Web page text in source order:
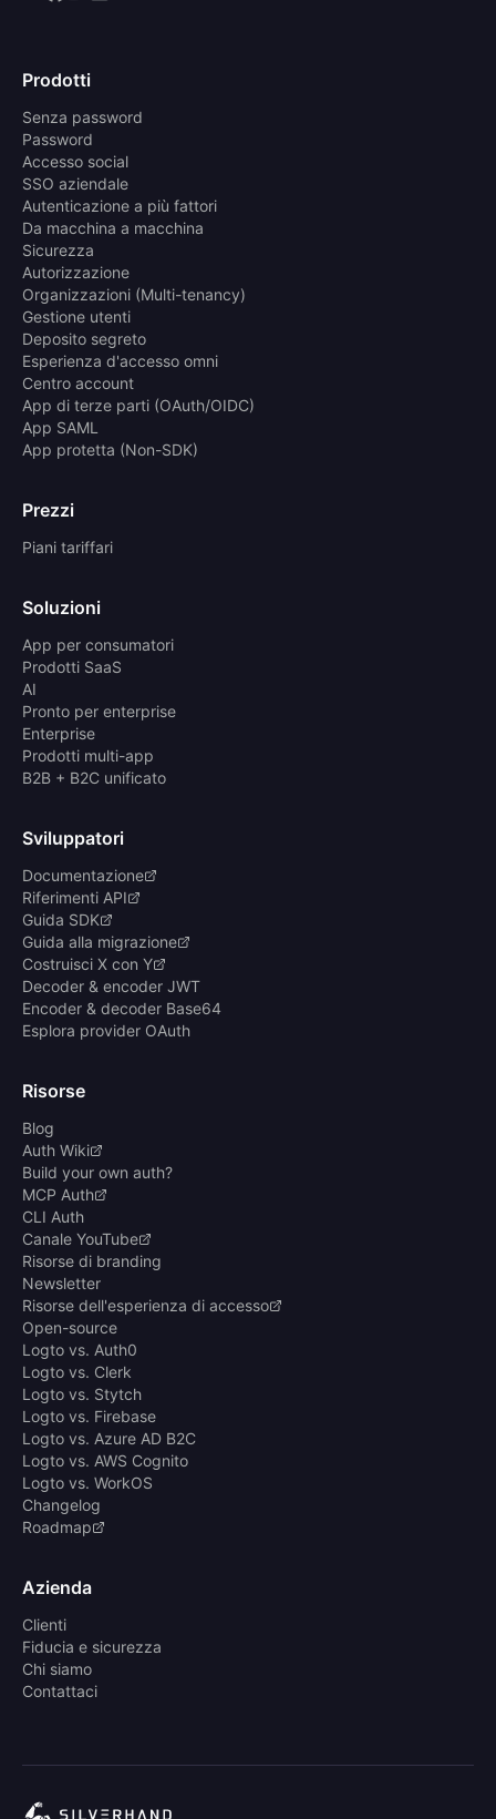
Prodotti
Senza password
Password
Accesso social
SSO aziendale
Autenticazione a più fattori
Da macchina a macchina
Sicurezza
Autorizzazione
Organizzazioni (Multi-tenancy)
Gestione utenti
Deposito segreto
Esperienza d'accesso omni
Centro account
App di terze parti (OAuth/OIDC)
App SAML
App protetta (Non-SDK)
Prezzi
Piani tariffari
Soluzioni
App per consumatori
Prodotti SaaS
AI
Pronto per enterprise
Enterprise
Prodotti multi-app
B2B + B2C unificato
Sviluppatori
Documentazione
Riferimenti API
Guida SDK
Guida alla migrazione
Costruisci X con Y
Decoder & encoder JWT
Encoder & decoder Base64
Esplora provider OAuth
Risorse
Blog
Auth Wiki
Build your own auth?
MCP Auth
CLI Auth
Canale YouTube
Risorse di branding
Newsletter
Risorse dell'esperienza di accesso
Open-source
Logto vs. Auth0
Logto vs. Clerk
Logto vs. Stytch
Logto vs. Firebase
Logto vs. Azure AD B2C
Logto vs. AWS Cognito
Logto vs. WorkOS
Changelog
Roadmap
Azienda
Clienti
Fiducia e sicurezza
Chi siamo
Contattaci